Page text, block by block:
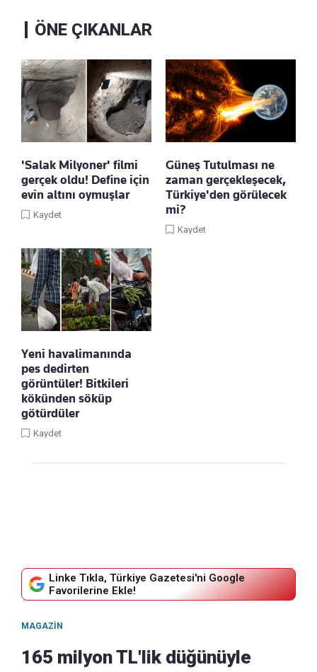
ÖNE ÇIKANLAR
'Salak Milyoner' filmi
gerçek oldu! Define için
evin altını oymuşlar
Kaydet
Güneş Tutulması ne
zaman gerçekleşecek,
Türkiye'den görülecek
mi?
Kaydet
Yeni havalimanında
pes dedirten
görüntüler! Bitkileri
kökünden söküp
götürdüler
Kaydet
Linke Tıkla, Türkiye Gazetesi'ni Google
Favorilerine Ekle!
MAGAZIN
165 milyon TL'lik düğünüyle